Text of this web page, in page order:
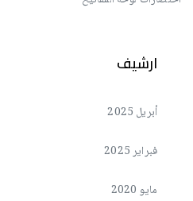
ارشيف
أبريل 2025
فبراير 2025
مايو 2020